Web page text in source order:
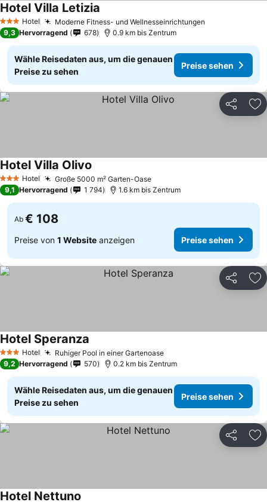
3 SterneHotel Moderne Fitness- und Wellnesseinrichtungen
Hotel Villa Letizia
9,3 Hervorragend 678 0.9 km bis Zentrum
Wähle Reisedaten aus, um die genauen
Preise zu sehen
Preise sehen
Teilen
3 SterneHotel Große 5000 m² Garten-Oase
Hotel Villa Olivo
9,1 Hervorragend 1 794 1.6 km bis Zentrum
Ab € 108
Preise von 1 Website anzeigen Preise sehen
Teilen
3 SterneHotel Ruhiger Pool in einer Gartenoase
Hotel Speranza
9,2 Hervorragend 570 0.2 km bis Zentrum
Wähle Reisedaten aus, um die genauen
Preise zu sehen
Preise sehen
Teilen
Hotel Nettuno